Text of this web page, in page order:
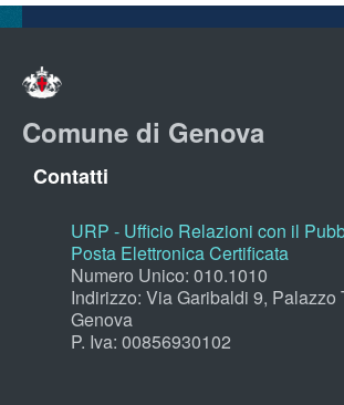
Comune di Genova
Contatti
URP - Ufficio Relazioni con il
Posta Elettronica Certificata
Numero Unico: 010.1010
Indirizzo: Via Garibaldi 9, Palazzo
Genova
P. Iva: 00856930102